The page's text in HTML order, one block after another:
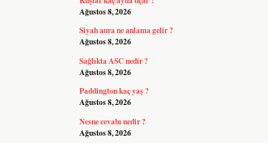
Ağustos 8, 2026
Siyah aura ne anlama gelir ?
Ağustos 8, 2026
Sağlıkta ASC nedir ?
Ağustos 8, 2026
Paddington kaç yaş ?
Ağustos 8, 2026
Nesne cevabı nedir ?
Ağustos 8, 2026